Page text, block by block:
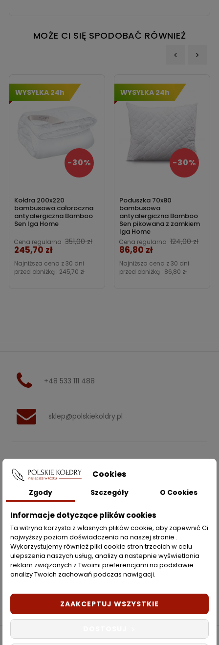
MOŻE CI SIĘ SPODOBAĆ RÓWNIEŻ
WYSYŁKA 24h
Kołdra 200x220
bambusowa całoroczna
antyalergiczna Bamboo
Sen Iga Home
Cena regularna 351,00 zł
-30%
245,70 zł
Najniższa cena z 30 dni
przed obniżką : 245,70 zł
WYSYŁKA 24h
Poduszka 70x80
bambusowa
antyalergiczna Bamboo
Sen pikowana z zamkiem
Iga Home
Cena regularna 124,00 zł
-30%
Cena
86,80 zł
Najniższa cena z 30 dni
przed obniżką : 86,80 zł
+48 533 111 488
sklep@polskiekoldry.pl
INFORMACJE 
ZAKUPY
Moje konto
Opcje dostawy
Metody płatności
Zwroty i reklamacje
Cookies
Zgody Szczegóły O Cookies
Informacje dotyczące plików cookies
Ta witryna korzysta z własnych plików cookie, aby zapewnić Ci
najwyższy poziom doświadczenia na naszej stronie .
Wykorzystujemy również pliki cookie stron trzecich w celu
ulepszenia naszych usług, analizy a nastepnie wyświetlania
reklam związanych z Twoimi preferencjami na podstawie
analizy Twoich zachowań podczas nawigacji.
ZAAKCEPTUJ WSZYSTKIE
Copyright © 2022 PolskieKoldry.pl. Wszelkie